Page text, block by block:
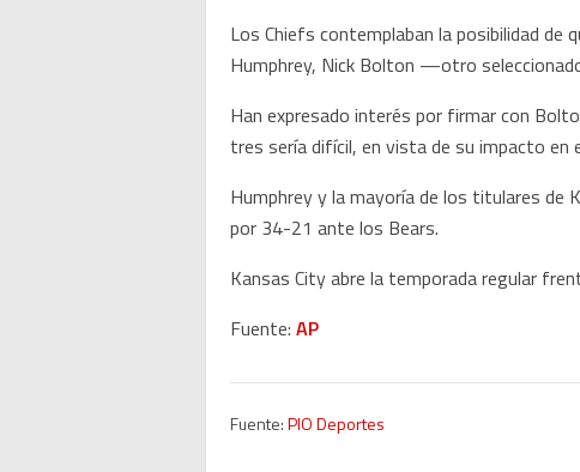
Los Chiefs contemplaban la posibilidad de
Humphrey, Nick Bolton —otro
Han expresado interés por firmar con
tres sería difícil, en vista de su impacto en
Humphrey y la mayoría de los titulares de
por 34-21 ante los Bears.
Kansas City abre la temporada regular
Fuente: AP
Fuente:PIO Deportes